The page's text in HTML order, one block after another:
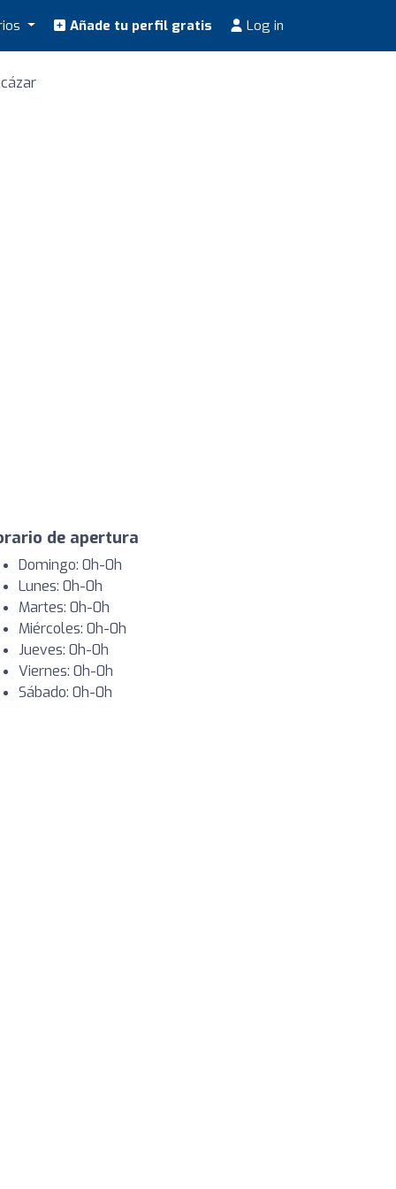
Añade tu perfil gratis Log in
de apertura
Domingo: 0h-0h
Lunes: 0h-0h
Martes: 0h-0h
Miércoles: 0h-0h
Jueves: 0h-0h
Viernes: 0h-0h
Sábado: 0h-0h